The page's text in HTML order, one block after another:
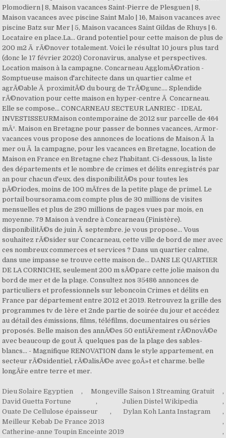
Dieu Solaire Egyptien , Mongeville Saison 1 Streaming Gratuit
,
David Guetta Fortune
, Julien Distel Wikipedia
,
Ouate De Cellulose épaisseur
, Dylan Koh Lanta Instagram
,
Meilleur Kebab De France 2013
,
Catherine-anne Toupin Enceinte 2019
,